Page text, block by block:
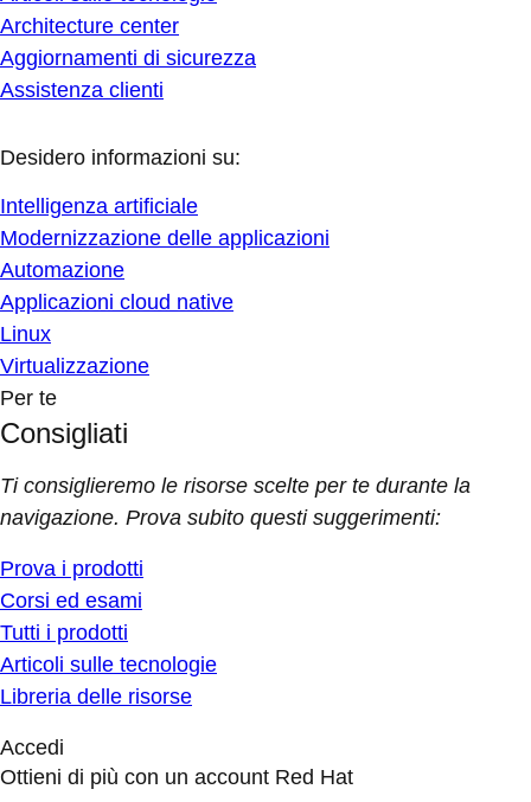
Architecture center
Aggiornamenti di sicurezza
Assistenza clienti
Desidero informazioni su:
Intelligenza artificiale
Modernizzazione delle applicazioni
Automazione
Applicazioni cloud native
Linux
Virtualizzazione
Per te
Consigliati
Ti consiglieremo le risorse scelte per te durante la
navigazione. Prova subito questi suggerimenti:
Prova i prodotti
Corsi ed esami
Tutti i prodotti
Articoli sulle tecnologie
Libreria delle risorse
Accedi
Ottieni di più con un account Red Hat